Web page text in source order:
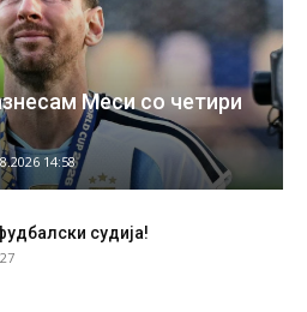
Меси со четири
14:58
судија!